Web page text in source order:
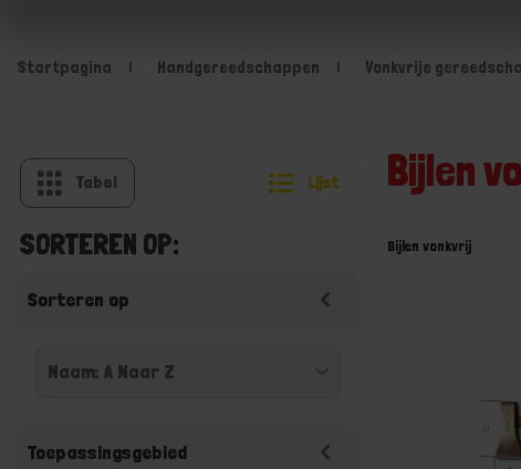
Startpagina Handgereedschappen Vonkvrije
Tabel Lijst
SORTEREN OP:
Sorteren op
Toepassingsgebied
Bijlen
Bijlen vonkvrij